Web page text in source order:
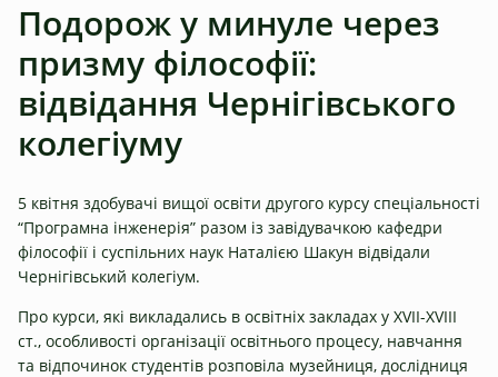
Подорож у минуле через
призму філософії:
відвідання Чернігівського
колегіуму
5 квітня здобувачі вищої освіти другого курсу спеціальності
“Програмна інженерія” разом із завідувачкою кафедри
філософії і суспільних наук Наталією Шакун відвідали
Чернігівський колегіум.
Про курси, які викладались в освітніх закладах у ХVII-XVIII
ст., особливості організації освітнього процесу, навчання
та відпочинок студентів розповіла музейниця, дослідниця